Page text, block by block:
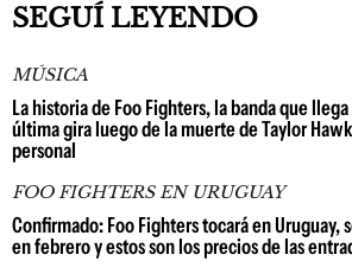
SEGUÍ LEYENDO
MÚSICA
La historia de Foo Fighters, la banda que
última gira luego de la muerte de Taylor
personal
FOO FIGHTERS EN URUGUAY
Confirmado: Foo Fighters tocará en Uruguay,
en febrero y estos son los precios de las